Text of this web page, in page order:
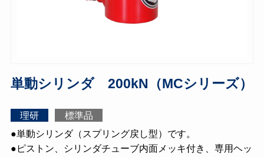
単動シリンダ 200kN（MCシリーズ）
理研
標準品
●単動シリンダ（スプリング戻し型）です。
●ピストン、シリンダチューブ内面メッキ付き、専用ヘッ